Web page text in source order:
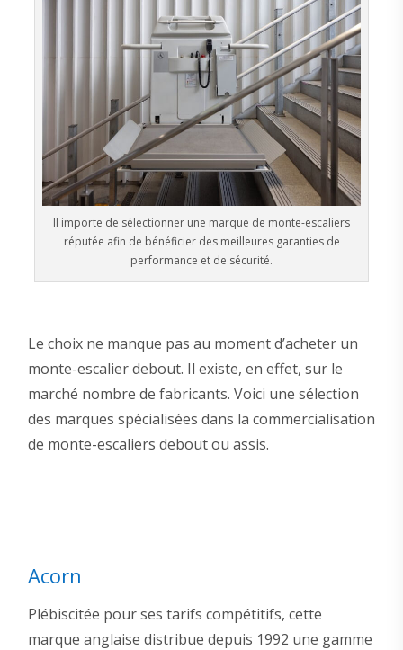
Il importe de sélectionner une marque de monte-escaliers
réputée afin de bénéficier des meilleures garanties de
performance et de sécurité.
Le choix ne manque pas au moment d’acheter un
monte-escalier debout. Il existe, en effet, sur le
marché nombre de fabricants. Voici une sélection
des marques spécialisées dans la commercialisation
de monte-escaliers debout ou assis.
Acorn
Plébiscitée pour ses tarifs compétitifs, cette
marque anglaise distribue depuis 1992 une gamme